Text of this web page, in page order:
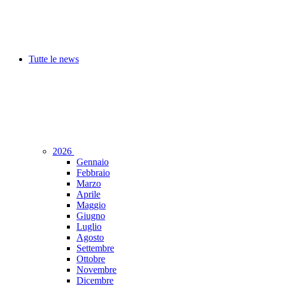
Tutte le news
2026
Gennaio
Febbraio
Marzo
Aprile
Maggio
Giugno
Luglio
Agosto
Settembre
Ottobre
Novembre
Dicembre